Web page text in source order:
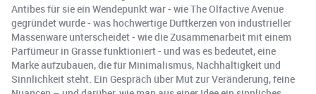
Antibes für sie ein Wendepunkt war - wie The Olfactive Avenue
gegründet wurde - was hochwertige Duftkerzen von industrieller
Massenware unterscheidet - wie die Zusammenarbeit mit einem
Parfümeur in Grasse funktioniert - und was es bedeutet, eine
Marke aufzubauen, die für Minimalismus, Nachhaltigkeit und
Sinnlichkeit steht. Ein Gespräch über Mut zur Veränderung, feine